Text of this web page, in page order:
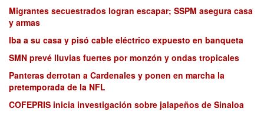
Migrantes secuestrados logran escapar; SSPM asegura casa
y armas
Iba a su casa y pisó cable eléctrico expuesto en banqueta
SMN prevé lluvias fuertes por monzón y ondas tropicales
Panteras derrotan a Cardenales y ponen en marcha la
pretemporada de la NFL
COFEPRIS inicia investigación sobre jalapeños de Sinaloa